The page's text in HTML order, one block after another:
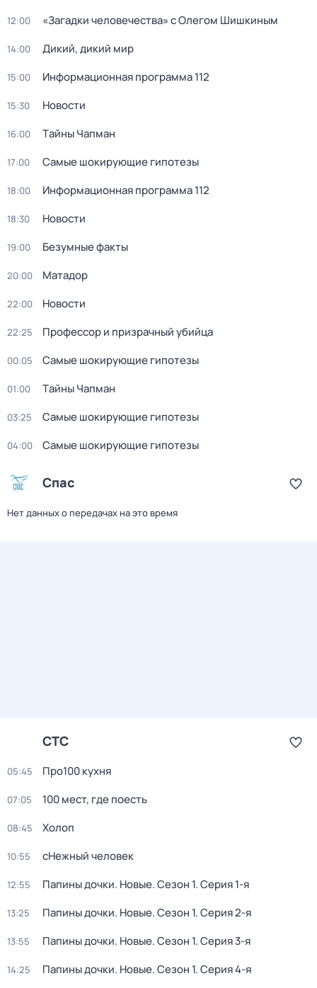
12:00 «Загадки человечества» с Олегом Шишкиным
14:00 Дикий, дикий мир
15:00 Информационная программа 112
15:30 Новости
16:00 Тaйны Чапман
17:00 Самые шoкиpующие гипотезы
18:00 Информационная программа 112
18:30 Новости
19:00 Безумные факты
20:00 Матадор
22:00 Новости
22:25 Профессор и призрачный убийца
00:05 Самые шoкиpующие гипотезы
01:00 Тaйны Чапман
03:25 Самые шoкиpующие гипотезы
04:00 Самые шoкиpующие гипотезы
Спас
Нет данных о передачах на это время
СТС
05:45 Про100 кухня
07:05 100 мест, где поесть
08:45 Холоп
10:55 сНежный человек
12:55 Папины дочки. Новые. Сезон 1. Серия 1-я
13:25 Папины дочки. Новые. Сезон 1. Серия 2-я
13:55 Папины дочки. Новые. Сезон 1. Серия 3-я
14:25 Папины дочки. Новые. Сезон 1. Серия 4-я